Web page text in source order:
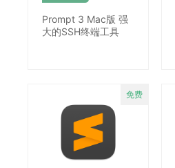
Prompt 3 Mac版 强
大的SSH终端工具